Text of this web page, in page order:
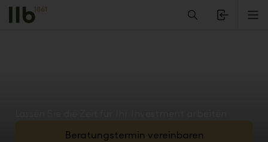
Alerts.Headline
Beratungstermin vereinbaren